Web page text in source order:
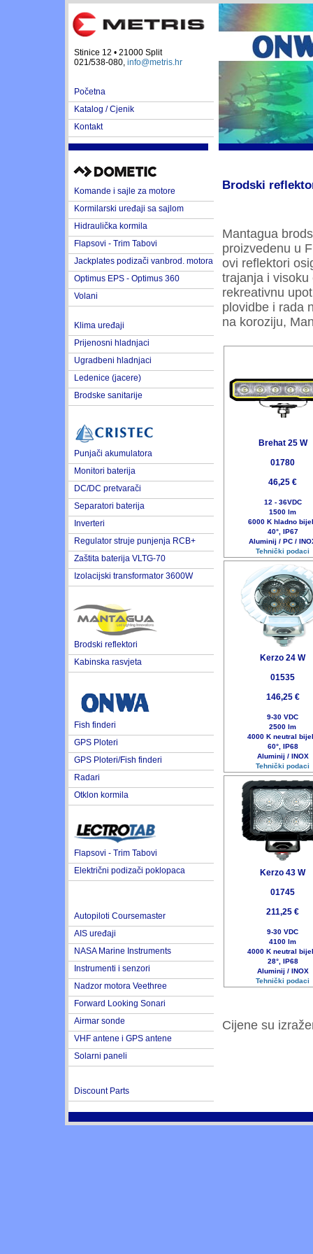
Stinice 12 • 21000 Split
021/538-080, info@metris.hr
Početna
Katalog / Cjenik
Kontakt
Komande i sajle za motore
Kormilarski uređaji sa sajlom
Hidraulička kormila
Flapsovi - Trim Tabovi
Jackplates podizači vanbrod. motora
Optimus EPS - Optimus 360
Volani
Klima uređaji
Prijenosni hladnjaci
Ugradbeni hladnjaci
Ledenice (jacere)
Brodske sanitarije
Punjači akumulatora
Monitori baterija
DC/DC pretvarači
Separatori baterija
Inverteri
Regulator struje punjenja RCB+
Zaštita baterija VLTG-70
Izolacijski transformator 3600W
Brodski reflektori
Kabinska rasvjeta
Fish finderi
GPS Ploteri
GPS Ploteri/Fish finderi
Radari
Otklon kormila
Flapsovi - Trim Tabovi
Električni podizači poklopaca
Autopiloti Coursemaster
AIS uređaji
NASA Marine Instruments
Instrumenti i senzori
Nadzor motora Veethree
Forward Looking Sonari
Airmar sonde
VHF antene i GPS antene
Solarni paneli
Discount Parts
Brodski
Mantagua
proizvedenu u
ovi reflektori
trajanja i visoku
rekreativnu
plovidbe i rada
na koroziju,
Brehat 25 W
01780
46,25 €
12 - 36VDC
1500 lm
6000 K hladno
40°, IP67
Aluminij / PC /
Tehnički podaci
Kerzo 24 W
01535
146,25 €
9-30 VDC
2500 lm
4000 K neutral
60°, IP68
Aluminij / INOX
Tehnički podaci
Kerzo 43 W
01745
211,25 €
9-30 VDC
4100 lm
4000 K neutral
28°, IP68
Aluminij / INOX
Tehnički podaci
Cijene su